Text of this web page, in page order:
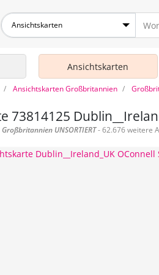
Ansichtskarten
Ansichtskarten
Ansichtskarten Großbritannien
73814125
Großbritannien UNSORTIERT- 62.676 weitere